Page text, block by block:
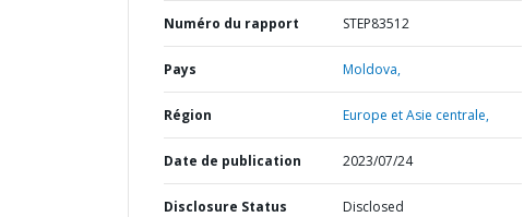
Numéro du rapport STEP83512
Pays Moldova,
Région Europe et Asie centrale,
Date de publication 2023/07/24
Disclosure Status Disclosed